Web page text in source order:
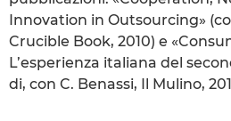
Innovation in Outsourcing»
Crucible Book, 2010) e
L’esperienza italiana del
di, con C. Benassi, Il Mulino,